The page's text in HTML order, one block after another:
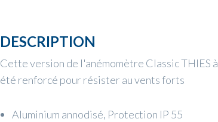
DESCRIPTION
Cette version de l'anémomètre Classic THIES à
été renforcé pour résister au vents forts
Aluminium annodisé, Protection IP 55